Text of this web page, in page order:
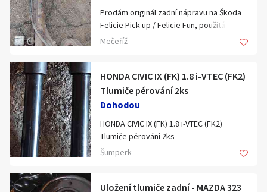
Prodám originál zadní nápravu na Škoda
Felicie Pick up / Felicie Fun, použitá.
Cena: 2500kč. Osobní odběr.
Mečeříž
HONDA CIVIC IX (FK) 1.8 i-VTEC (FK2)
Tlumiče pérování 2ks
Dohodou
HONDA CIVIC IX (FK) 1.8 i-VTEC (FK2)
Tlumiče pérování 2ks
ASHIKA MA-40034
plynem
Šumperk
Uložení tlumiče zadní - MAZDA 323